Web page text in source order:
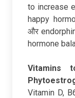
to increase
happy
और
hormone
Vitamins
Vitamin D,